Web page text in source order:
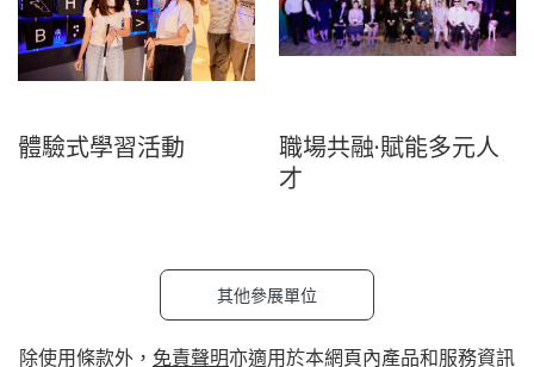
體驗式學習活動
職場共融·賦能多元人
才
其他參展單位
除使用條款外， 免責聲明亦適用於本網頁內產品和服務資訊